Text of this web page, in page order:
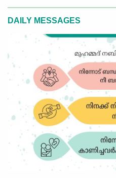
DAILY MESSAGES